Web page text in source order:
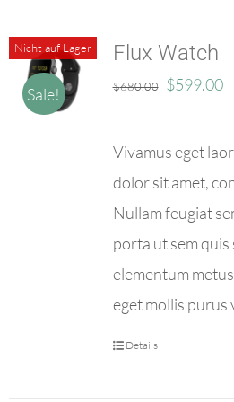
Impressum
Nicht auf Lager
Sale!
Flux Watch
$680.00
Preis
$680.00
$599.00
Vivamus eget
dolor sit amet,
Nullam feugiat
porta ut sem
elementum
eget mollis purus
Details